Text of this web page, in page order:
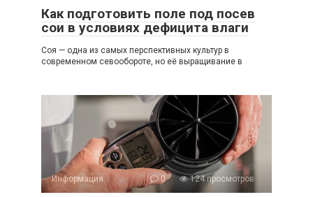
Как подготовить поле под посев
сои в условиях дефицита влаги
Соя — одна из самых перспективных культур в
современном севообороте, но её выращивание в
Информация 0 124 просмотров